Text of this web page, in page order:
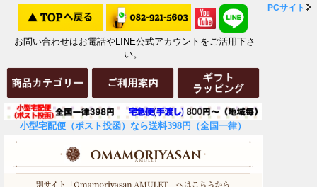
お問い合わせはお電話やLINE公式アカウントをご活用下さ
い。
小型宅配便（ポスト投函）なら送料398円（全国一律）
PCサイト